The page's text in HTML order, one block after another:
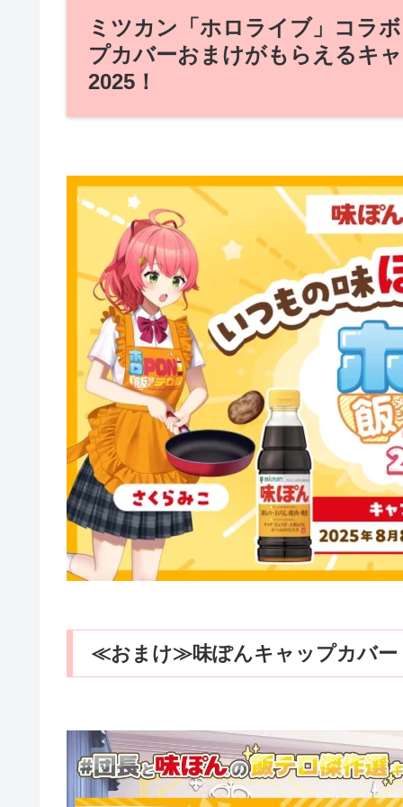
ミツカン「ホロライブ」コラ
プカバーおまけがもらえるキ
2025！
≪おまけ≫味ぽんキャップカバ